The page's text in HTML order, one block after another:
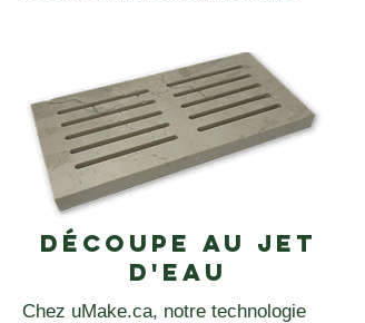
découpe au jet
d'eau
Chez uMake.ca, notre technologie